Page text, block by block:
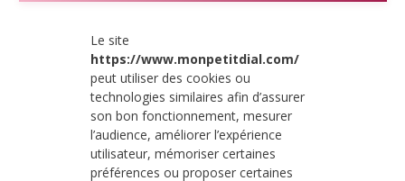
Le site
https://www.monpetitdial.com/
peut utiliser des cookies ou
technologies similaires afin d’assurer
son bon fonctionnement, mesurer
l’audience, améliorer l’expérience
utilisateur, mémoriser certaines
préférences ou proposer certaines